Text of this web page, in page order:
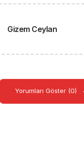
Gizem Ceylan
Yorumları Göster (0)